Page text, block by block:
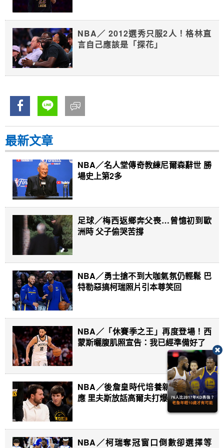
NBA／ 2012選秀只服2人！格林直
言自己應該是「探花」
最新文章
NBA／名人堂傳奇教練尼爾森辭世 勝
場史上第2多
足球／梅西返鄉奔父喪…曾憶初到歐
洲時 父子偷哭苦撐
NBA／勇士搶不到大咖氣氛仍輕鬆 巴
特勒惡搞柯瑞照片引本尊笑回
NBA／「休賽季之王」再度登場！西
蒙斯曬腹肌照宣告：我已經準備好了
NBA／後詹皇時代培養新湖人化學效
應 里夫斯放話高爾夫打爆唐西奇
NBA／柯瑞奪冠窗口倒數卻選擇等